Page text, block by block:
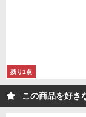
残り1点
この商品を好き